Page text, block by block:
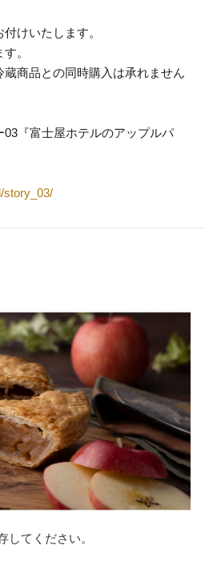
けいたします。
。
商品との同時購入は承れません
『富士屋ホテルのアップルパ
story_03/
てください。